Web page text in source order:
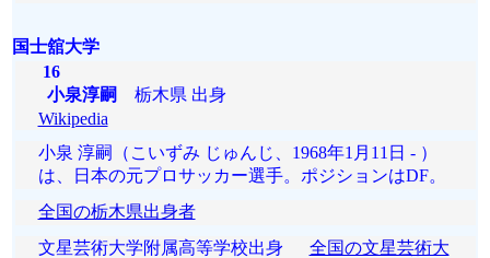
国士舘大学
16
小泉淳嗣 栃木県 出身
Wikipedia
小泉 淳嗣（こいずみ じゅんじ、1968年1月11日 - ）
は、日本の元プロサッカー選手。ポジションはDF。
全国の栃木県出身者
文星芸術大学附属高等学校出身 全国の文星芸術大